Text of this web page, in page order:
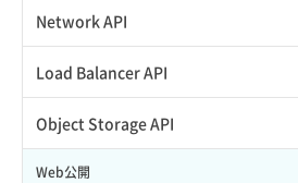
サブユーザーにロールを紐づけ
サブユーザー一覧取得
スナップショット削除
スナップショット詳細取得（アイテム指定）
ISOイメージ作成
イメージ一覧取得
ISOイメージ挿入/排出
SSHキーペア一覧取得
SSHキーペア作成
SSHキーペア削除
Network API
QoSポリシー一覧取得
QoSポリシー詳細取得
サブネット一覧取得
Load Balancer API
プール一覧取得
プール作成
Object Storage API
Web公開